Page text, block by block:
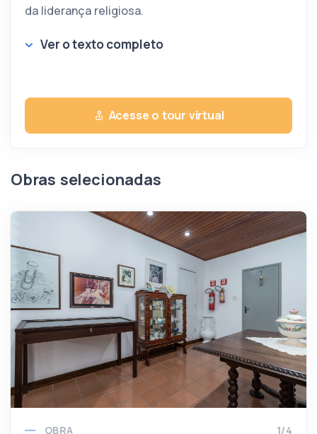
da liderança religiosa.
Ver o texto completo
Acesse o tour virtual
Obras selecionadas
OBRA 1/4